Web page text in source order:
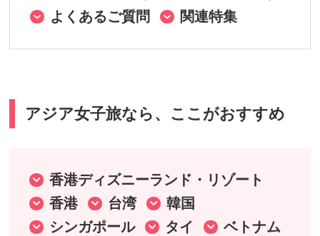
よくあるご質問
関連特集
アジア女子旅なら、ここがおすすめ
香港ディズニーランド・リゾート
香港
台湾
韓国
シンガポール
タイ ベトナム